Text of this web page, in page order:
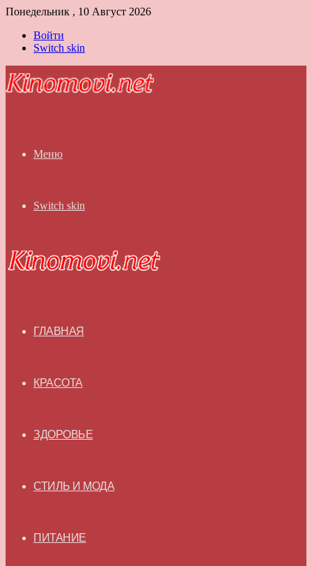
Понедельник , 10 Август 2026
Войти
Switch skin
Меню
Switch skin
ГЛАВНАЯ
КРАСОТА
ЗДОРОВЬЕ
СТИЛЬ И МОДА
ПИТАНИЕ